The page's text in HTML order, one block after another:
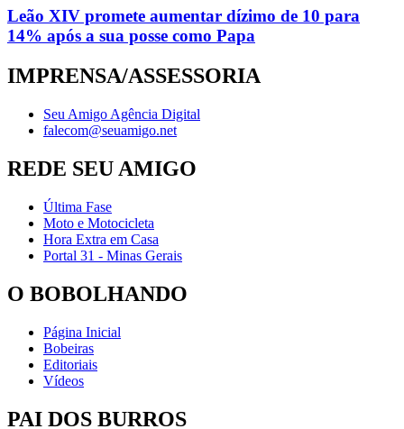
Leão XIV promete aumentar dízimo de 10 para
14% após a sua posse como Papa
IMPRENSA/ASSESSORIA
Seu Amigo Agência Digital
falecom@seuamigo.net
REDE SEU AMIGO
Última Fase
Moto e Motocicleta
Hora Extra em Casa
Portal 31 - Minas Gerais
O BOBOLHANDO
Página Inicial
Bobeiras
Editoriais
Vídeos
PAI DOS BURROS